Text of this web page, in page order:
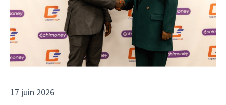
17 juin 2026